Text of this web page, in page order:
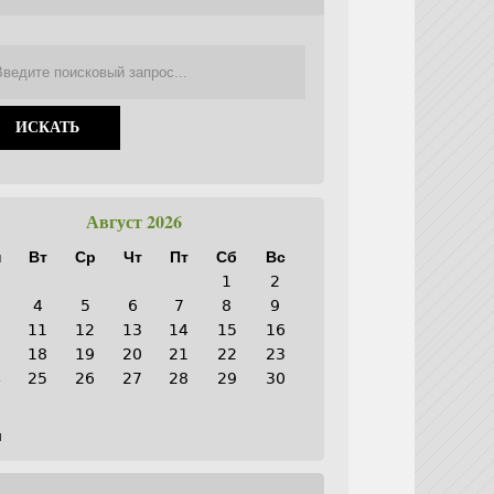
Август 2026
Вт Ср Чт Пт Сб
Вс
1
2
4 5 6 7 8
9
11 12 13 14 15
16
18 19 20 21 22
23
25 26 27 28 29
30